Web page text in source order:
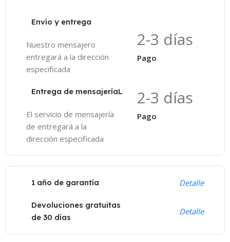
Envío y entrega
Nuestro mensajero
entregará a la dirección
especificada
2-3 días
Pago
Entrega de mensajeríaL
El servicio de mensajería
de entregará a la
dirección especificada
2-3 días
Pago
1 año de garantía Detalle
Devoluciones gratuitas
de 30 días
Detalle